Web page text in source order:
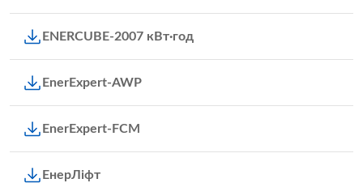
ENERCUBE-2007 кВт·год
EnerExpert-AWP
EnerExpert-FCM
ЕнерЛіфт